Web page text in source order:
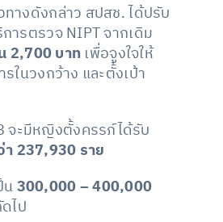
างดังกล่าว สปสช. ได้ปรับ
ารตรวจ NIPT จากเดิม
2,700 บาทเพื่อจูงใจให้
ในวงกว้าง และตั้งเป้า
จะมีหญิงตั้งครรภ์ได้รับ
า 237,930 ราย
น300,000 – 400,000
ไป